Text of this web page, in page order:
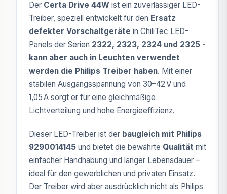
Der Certa Drive 44W ist ein zuverlässiger LED-
Treiber, speziell entwickelt für den Ersatz
defekter Vorschaltgeräte in ChiliTec LED-
Panels der Serien 2322, 2323, 2324 und 2325 -
kann aber auch in Leuchten verwendet
werden die Philips Treiber haben. Mit einer
stabilen Ausgangsspannung von 30–42 V und
1,05 A sorgt er für eine gleichmäßige
Lichtverteilung und hohe Energieeffizienz.
Dieser LED-Treiber ist der baugleich mit Philips
9290014145 und bietet die bewährte Qualität mit
einfacher Handhabung und langer Lebensdauer –
ideal für den gewerblichen und privaten Einsatz.
Der Treiber wird aber ausdrücklich nicht als Philips